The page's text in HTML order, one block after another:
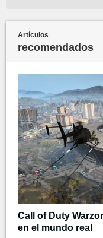
Artículos
recomendados
Call of Duty
en el mundo real